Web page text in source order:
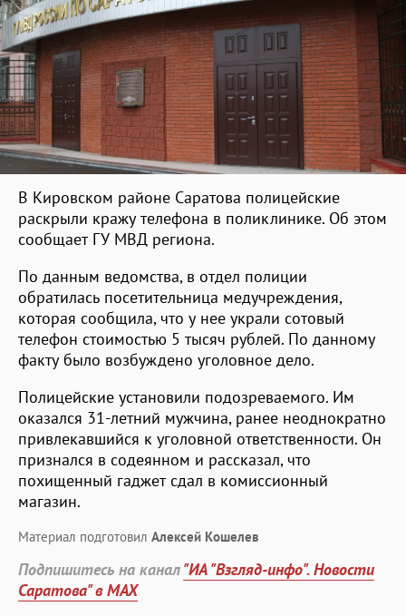
В Кировском районе Саратова полицейские
раскрыли кражу телефона в поликлинике. Об этом
сообщает ГУ МВД региона.
По данным ведомства, в отдел полиции
обратилась посетительница медучреждения,
которая сообщила, что у нее украли сотовый
телефон стоимостью 5 тысяч рублей. По данному
факту было возбуждено уголовное дело.
Полицейские установили подозреваемого. Им
оказался 31-летний мужчина, ранее неоднократно
привлекавшийся к уголовной ответственности. Он
признался в содеянном и рассказал, что
похищенный гаджет сдал в комиссионный
магазин.
Материал подготовил Алексей Кошелев
Подпишитесь на канал"ИА "Взгляд-инфо". Новости
Саратова" в MAX